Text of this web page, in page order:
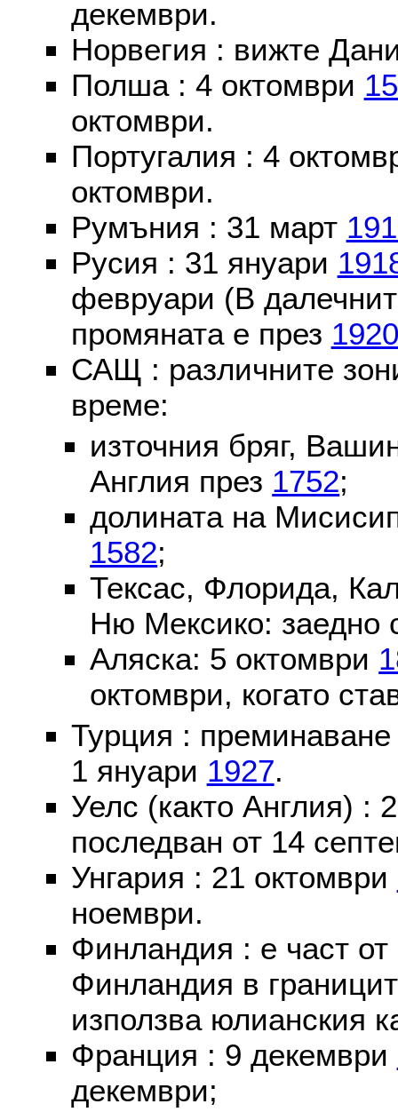
декември.
Норвегия : вижте
Полша : 4 октомври
октомври.
Португалия : 4
октомври.
Румъния : 31 март
Русия : 31 януари
февруари (В
промяната е през 1920
САЩ : различните
време:
източния бряг,
Англия през 1752;
долината на
1582;
Тексас, Флорида,
Ню Мексико: заедно
Аляска: 5 октомври
октомври, когато
Турция :
1 януари 1927.
Уелс (както Англия) :
последван от 14
Унгария : 21 октомври
ноември.
Финландия : е част
Финландия в
използва юлианския
Франция : 9 декември
декември;